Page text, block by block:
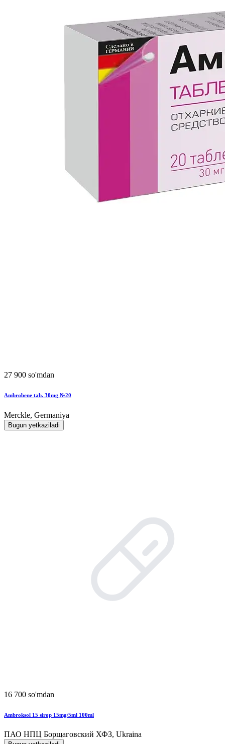
27 900 so'mdan
Ambrobene tab. 30mg №20
Merckle, Germaniya
Bugun yetkaziladi
16 700 so'mdan
Ambroksol 15 sirop 15mg/5ml 100ml
ПАО НПЦ Борщаговский ХФЗ, Ukraina